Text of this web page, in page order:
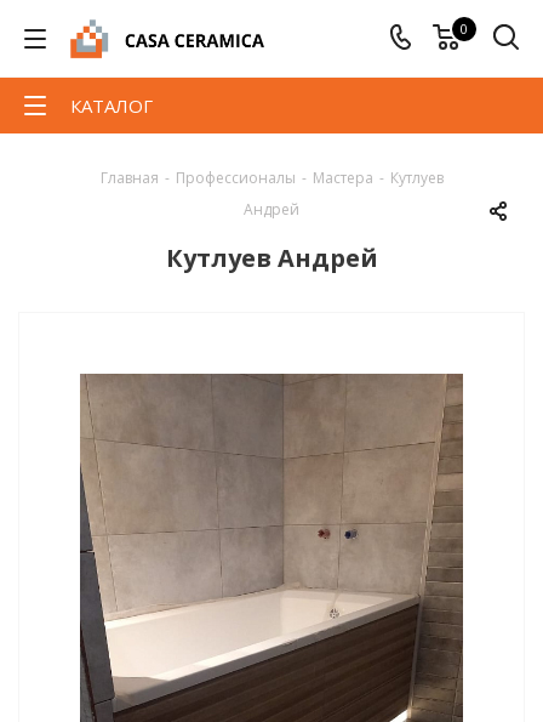
0
КАТАЛОГ
Главная - Профессионалы - Мастера - Кутлуев
Андрей
Кутлуев Андрей